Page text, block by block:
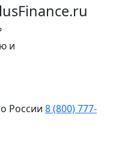
и
России 8 (800) 777-